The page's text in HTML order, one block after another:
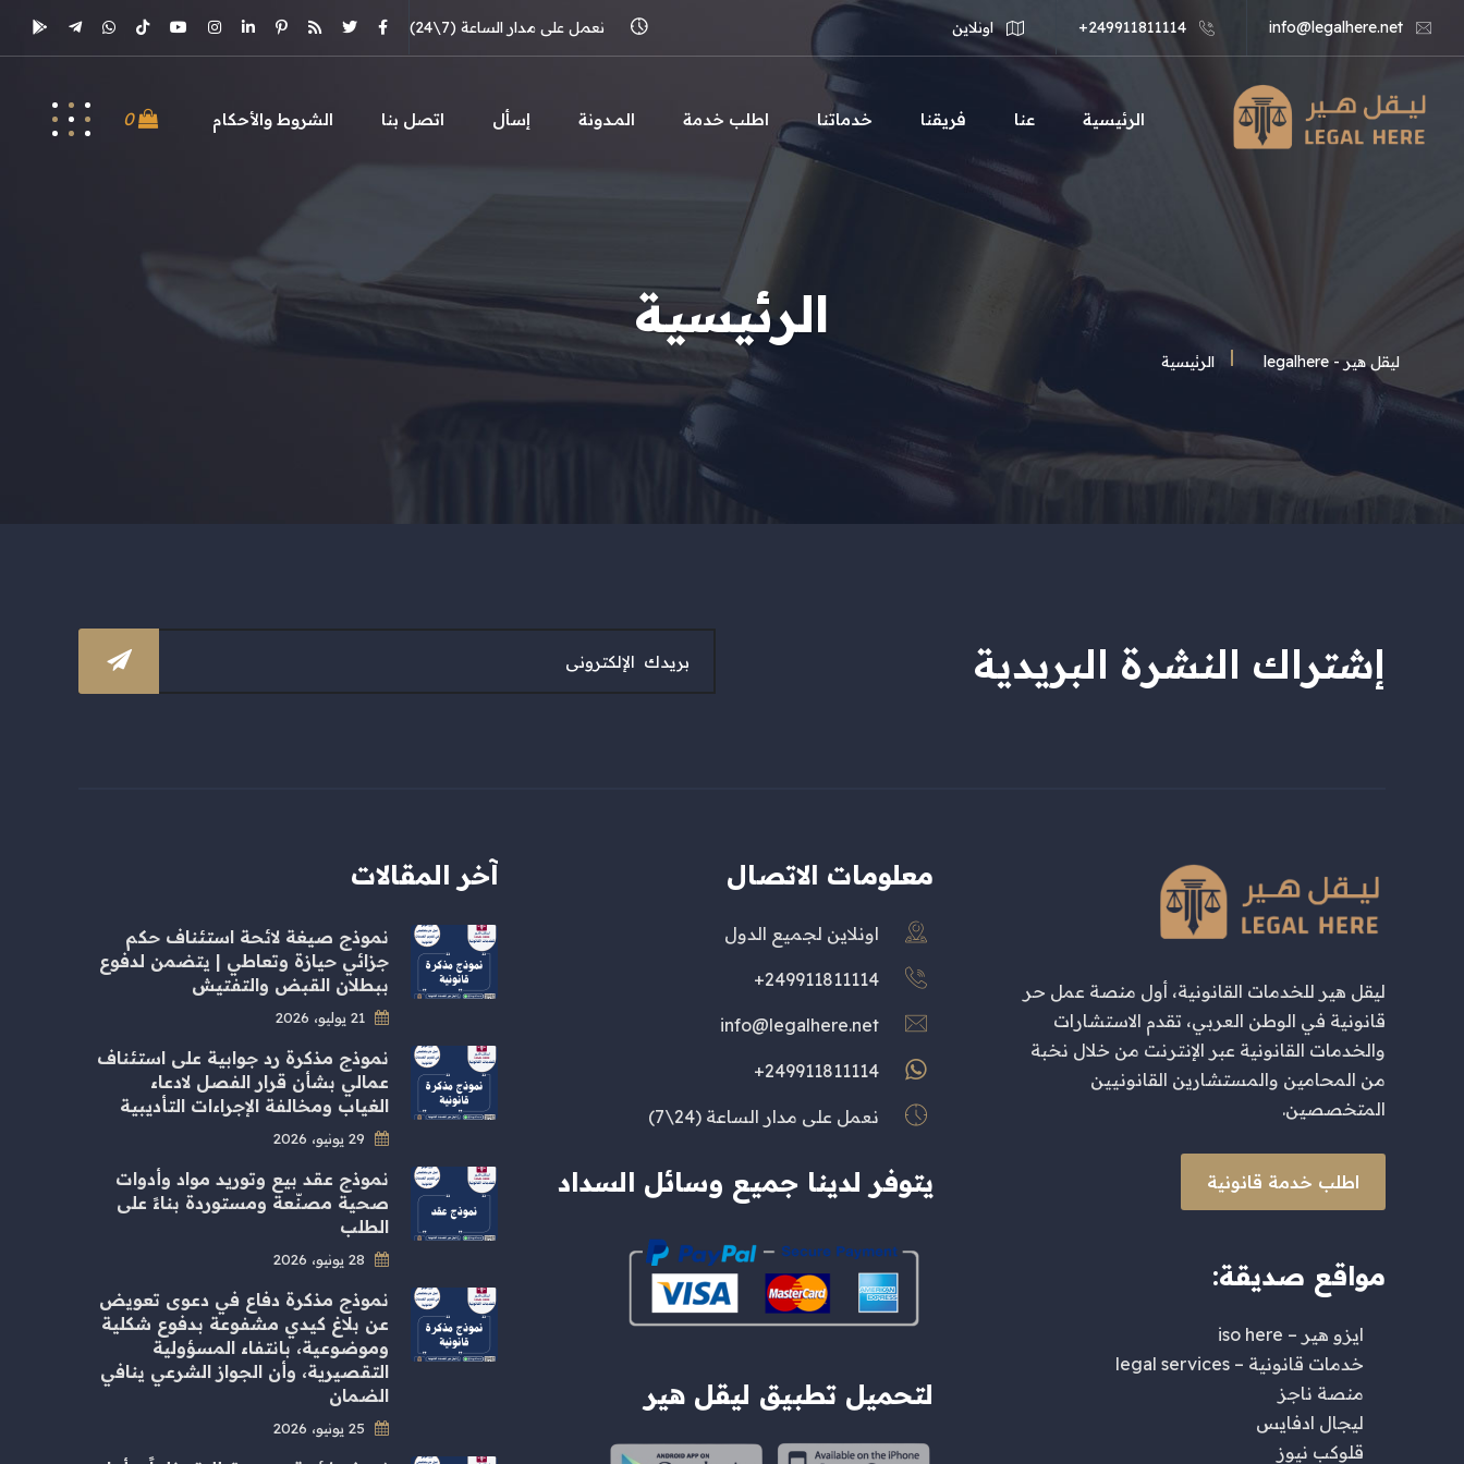
info@legalhere.net
249911811114+ اونلاين نعمل على مدار الساعة (7\24)
الرئيسية عنا فريقنا خدماتنا اطلب خدمة المـدونة إسأل اتصل بنا الشروط والأحكام 0
الرئيسية
ليقل هير - legalhere الرئيسية
إشتراك النشرة البريدية
ليقل هير للخدمات القانونية، أول منصة عمل حر
قانونية في الوطن العربي، تقدم الاستشارات
والخدمات القانونية عبر الإنترنت من خلال نخبة
من المحامين والمستشارين القانونيين
المتخصصين.
اطلب خدمة قانونية
مواقع صديقة:
ايزو هير – iso here
خدمات قانونية – legal services
منصة ناجز
ليجال ادفايس
قلوكب نيوز
معلومات الاتصال
اونلاين لجميع الدول
249911811114+
info@legalhere.net
249911811114+
نعمل على مدار الساعة (24\7)
يتوفر لدينا جميع وسائل السداد
لتحميل تطبيق ليقل هير
آخر المقالات
نموذج صيغة لائحة استئناف حكم
جزائي حيازة وتعاطي | يتضمن لدفوع
ببطلان القبض والتفتيش
نموذج مذكرة رد جوابية على استئناف
عمالي بشأن قرار الفصل لادعاء
الغياب ومخالفة الإجراءات التأديبية
نموذج عقد بيع وتوريد مواد وأدوات
صحية مصنّعة ومستوردة بناءً على
الطلب
نموذج مذكرة دفاع في دعوى تعويض
عن بلاغ كيدي مشفوعة بدفوع شكلية
وموضوعية، بانتفاء المسؤولية
التقصيرية، وأن الجواز الشرعي ينافي
الضمان